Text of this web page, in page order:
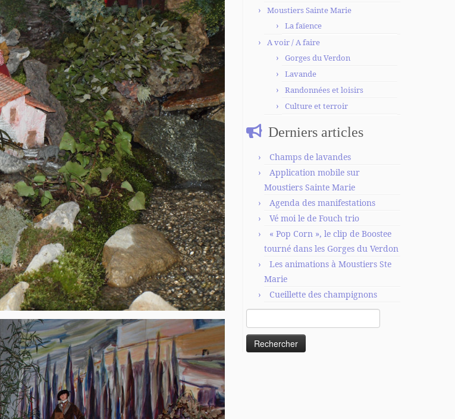
Moustiers Sainte Marie
La faïence
A voir / A faire
Gorges du Verdon
Lavande
Randonnées et loisirs
Culture et terroir
Derniers articles
Champs de lavandes
Application mobile sur
Moustiers Sainte Marie
Agenda des manifestations
Vé moi le de Fouch trio
« Pop Corn », le clip de Boostee
tourné dans les Gorges du Verdon
Les animations à Moustiers Ste
Marie
Cueillette des champignons
Rechercher :